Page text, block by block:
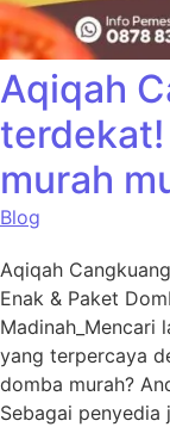
Aqiqah
terdekat!
murah
Blog
Aqiqah
Enak & Paket
Madinah_Mencari
yang terpercaya
domba murah?
Sebagai